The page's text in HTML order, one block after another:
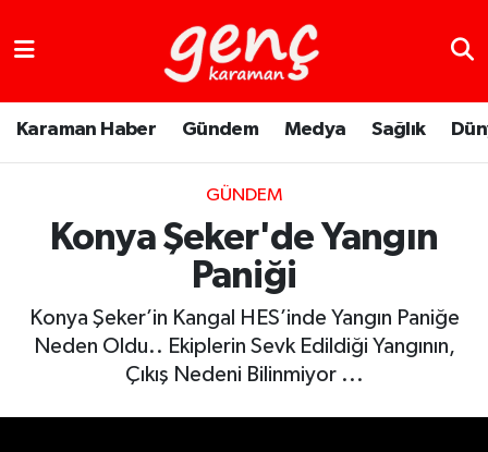
Karaman Haber Gündem Medya Sağlık
GÜNDEM
Konya Şeker'de Yangın
Paniği
Konya Şeker’in Kangal HES’inde Yangın Paniğe
Neden Oldu.. Ekiplerin Sevk Edildiği Yangının,
Çıkış Nedeni Bilinmiyor ...